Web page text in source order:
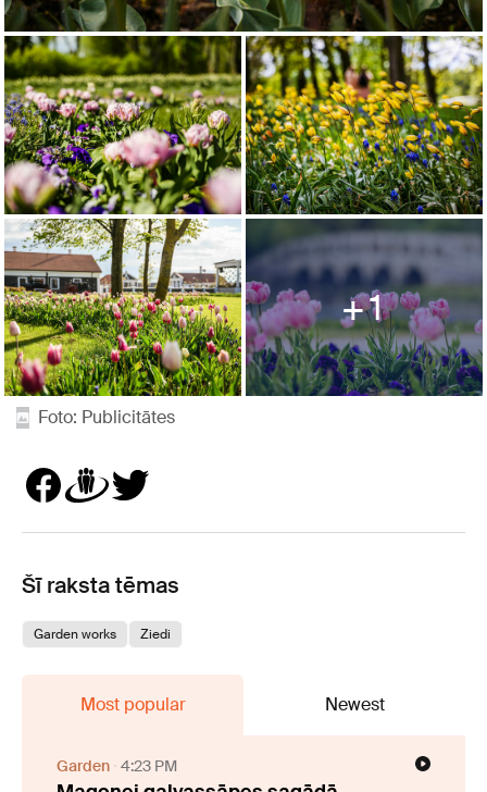
1
Foto: Publicitātes
Šī raksta tēmas
Garden works Ziedi
Most popular Newest
Garden 4:23 PM